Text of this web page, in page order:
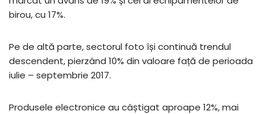
birou, cu 17%.
Pe de altă parte, sectorul foto își continuă trendul
descendent, pierzând 10% din valoare față de perioada
iulie – septembrie 2017.
Produsele electronice au câștigat aproape 12%, mai